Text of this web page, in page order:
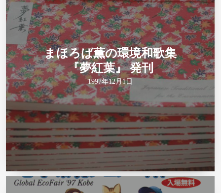
まほろば薫の環境和歌集
『夢紅葉』 発刊
1997年12月1日